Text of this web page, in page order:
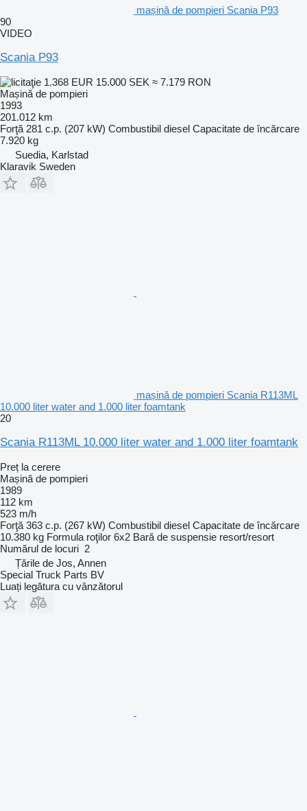
mașină de pompieri Scania P93
90
VIDEO
Scania P93
1.368 EUR 15.000 SEK ≈ 7.179 RON
Mașină de pompieri
1993
201.012 km
Forţă 281 c.p. (207 kW) Combustibil diesel Capacitate de încărcare
7.920 kg
Suedia, Karlstad
Klaravik Sweden
mașină de pompieri Scania R113ML
10.000 liter water and 1.000 liter foamtank
20
Scania R113ML 10.000 liter water and 1.000 liter foamtank
Preț la cerere
Mașină de pompieri
1989
112 km
523 m/h
Forţă 363 c.p. (267 kW) Combustibil diesel Capacitate de încărcare
10.380 kg Formula roţilor 6x2 Bară de suspensie resort/resort
Numărul de locuri 2
Țările de Jos, Annen
Special Truck Parts BV
Luați legătura cu vânzătorul